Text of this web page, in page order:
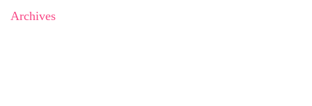
Archives